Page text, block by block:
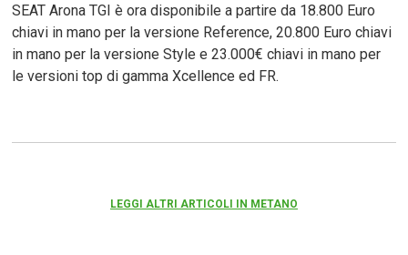
SEAT Arona TGI è ora disponibile a partire da 18.800 Euro
chiavi in mano per la versione Reference, 20.800 Euro chiavi
in mano per la versione Style e 23.000€ chiavi in mano per
le versioni top di gamma Xcellence ed FR.
LEGGI ALTRI ARTICOLI IN METANO